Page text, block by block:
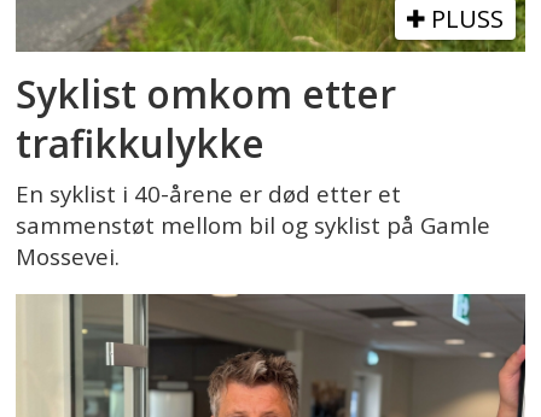
PLUSS
Syklist omkom etter
trafikkulykke
En syklist i 40-årene er død etter et
sammenstøt mellom bil og syklist på Gamle
Mossevei.